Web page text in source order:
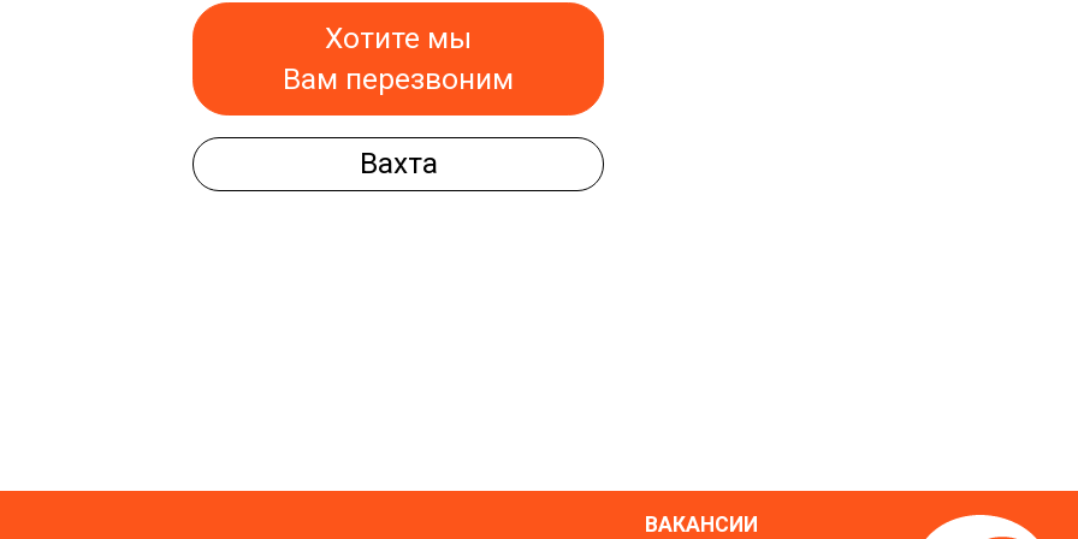
Хотите мы
Вам перезвоним
Вахта
ВАКАНСИИ